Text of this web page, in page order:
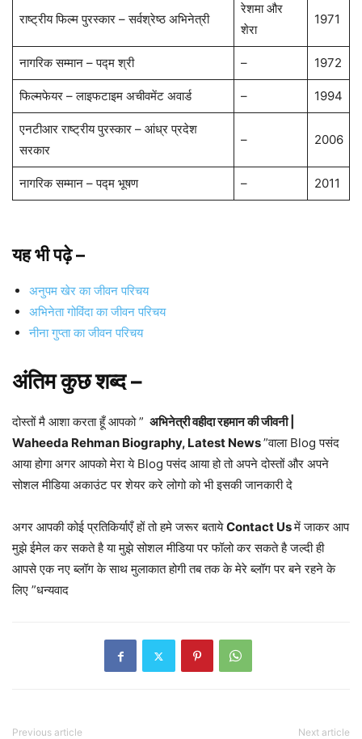
राष्ट्रीय फिल्म पुरस्कार – सर्वश्रेष्ठ अभिनेत्री
रेशमा और
शेरा
1971
नागरिक सम्मान – पद्म श्री – 1972
फिल्मफेयर – लाइफटाइम अचीवमेंट अवार्ड – 1994
एनटीआर राष्ट्रीय पुरस्कार – आंध्र प्रदेश
सरकार
– 2006
नागरिक सम्मान – पद्म भूषण – 2011
यह भी पढ़े –
अनुपम खेर का जीवन परिचय
अभिनेता गोविंदा का जीवन परिचय
नीना गुप्ता का जीवन परिचय
अंतिम कुछ शब्द –
दोस्तों मै आशा करता हूँ आपको ” अभिनेत्री वहीदा रहमान की जीवनी |
Waheeda Rehman Biography, Latest News”वाला Blog पसंद
आया होगा अगर आपको मेरा ये Blog पसंद आया हो तो अपने दोस्तों और अपने
सोशल मीडिया अकाउंट पर शेयर करे लोगो को भी इसकी जानकारी दे
अगर आपकी कोई प्रतिकिर्याएँ हों तो हमे जरूर बतायेContact Usमें जाकर आप
मुझे ईमेल कर सकते है या मुझे सोशल मीडिया पर फॉलो कर सकते है जल्दी ही
आपसे एक नए ब्लॉग के साथ मुलाकात होगी तब तक के मेरे ब्लॉग पर बने रहने के
लिए ”धन्यवाद
Previous article Next article